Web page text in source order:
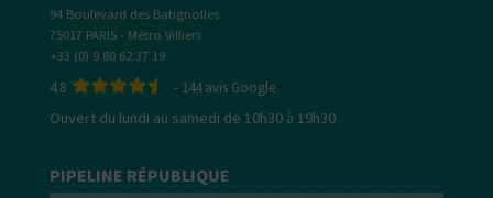
94 Boulevard des Batignolles
75017 PARIS - Métro Villiers
+33 (0) 9 80 62 37 19
4.8 - 144avis Google
Ouvert du lundi au samedi de 10h30 à 19h30
PIPELINE RÉPUBLIQUE